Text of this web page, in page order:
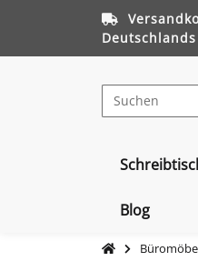
Deutschlands
Blog